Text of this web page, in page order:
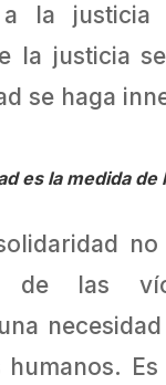
a la justicia
la justicia
se haga
es la medida de
de las
humanos.